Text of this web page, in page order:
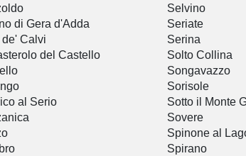
di Gera d'Adda
de' Calvi
del Castello
al Serio
Selvino
Seriate
Serina
Solto Collina
Songavazzo
Sorisole
Sotto il Monte
Sovere
Spinone al
Spirano